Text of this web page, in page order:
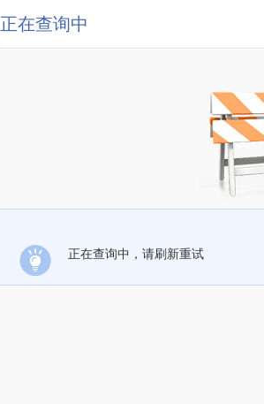
正在查询中
正在查询中，请刷新重试